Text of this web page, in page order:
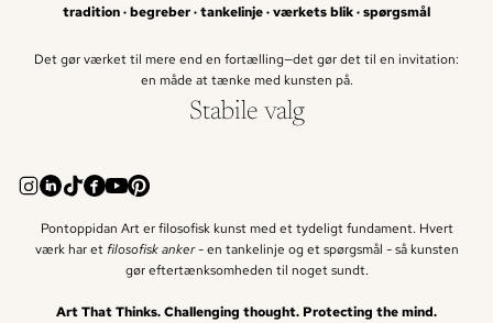
tradition · begreber · tankelinje · værkets blik · spørgsmål
Det gør værket til mere end en fortælling—det gør det til en invitation:
en måde at tænke med kunsten på.
Stabile valg
Pontoppidan Art er filosofisk kunst med et tydeligt fundament. Hvert
værk har et filosofisk anker -en tankelinje og et spørgsmål - så kunsten
gør eftertænksomheden til noget sundt.
Art That Thinks. Challenging thought. Protecting the mind.